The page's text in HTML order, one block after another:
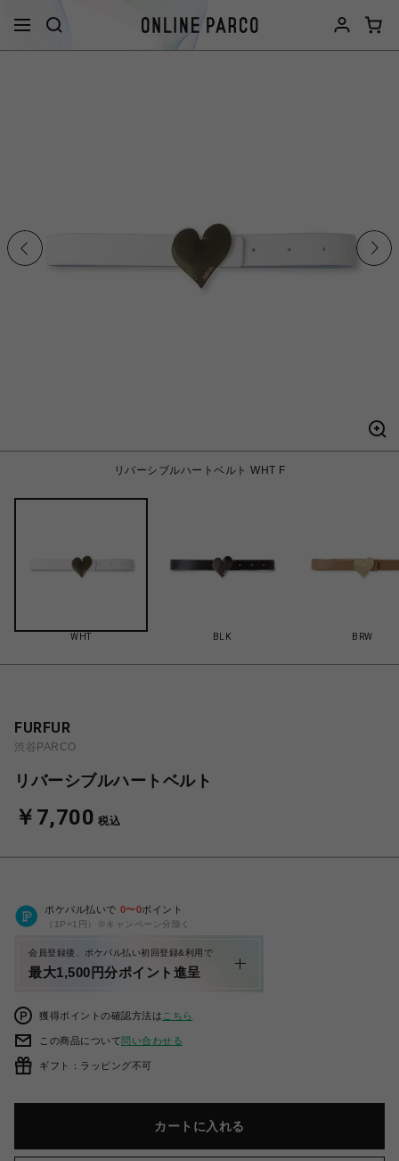
リバーシブルハートベルト WHT F
WHT BLK BRW
FURFUR
渋谷PARCO
リバーシブルハートベルト
￥7,700 税込
ポケパル払いで 0〜0ポイント
（1P=1円）※キャンペーン分除く
会員登録後、ポケパル払い初回登録&利用で
最大1,500円分ポイント進呈
獲得ポイントの確認方法は こちら
この商品について問い合わせる
ギフト：ラッピング不可
カートに入れる